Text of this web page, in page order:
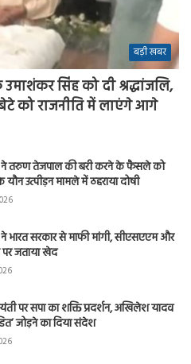
बड़ी खबर
सिंह को दी श्रद्धांजलि,
को राजनीति में लाएंगे आगे
ने तरुण तेजपाल की बरी करने के फैसले को
उत्पीड़न मामले में ठहराया दोषी
भारत सरकार से माफी मांगी, सीएसएएम और
जताया खेद
पर सपा का शक्ति प्रदर्शन, अखिलेश यादव
जोड़ने का दिया संदेश